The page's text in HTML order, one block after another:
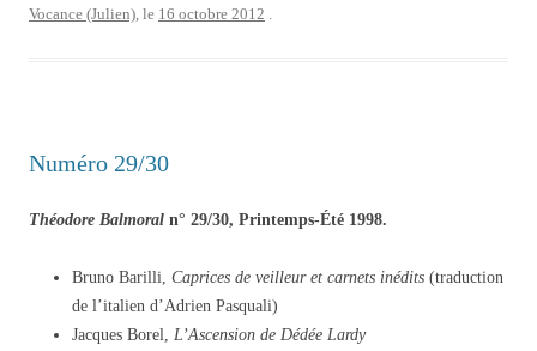
Vocance (Julien), le 16 octobre 2012 .
Numéro 29/30
Théodore Balmoral n° 29/30, Printemps-Été 1998.
Bruno Barilli, Caprices de veilleur et carnets inédits (traduction
de l’italien d’Adrien Pasquali)
Jacques Borel, L’Ascension de Dédée Lardy